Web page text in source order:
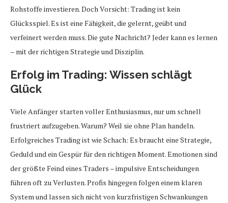
Rohstoffe investieren. Doch Vorsicht: Trading ist kein
Glücksspiel. Es ist eine Fähigkeit, die gelernt, geübt und
verfeinert werden muss. Die gute Nachricht? Jeder kann es lernen
– mit der richtigen Strategie und Disziplin.
Erfolg im Trading: Wissen schlägt
Glück
Viele Anfänger starten voller Enthusiasmus, nur um schnell
frustriert aufzugeben. Warum? Weil sie ohne Plan handeln.
Erfolgreiches Trading ist wie Schach: Es braucht eine Strategie,
Geduld und ein Gespür für den richtigen Moment. Emotionen sind
der größte Feind eines Traders – impulsive Entscheidungen
führen oft zu Verlusten. Profis hingegen folgen einem klaren
System und lassen sich nicht von kurzfristigen Schwankungen